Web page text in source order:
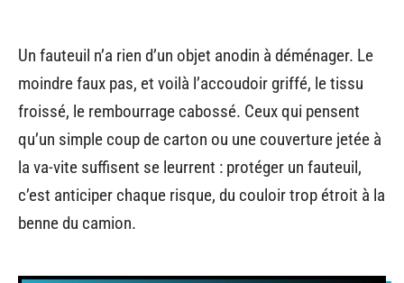
Un fauteuil n’a rien d’un objet anodin à déménager. Le
moindre faux pas, et voilà l’accoudoir griffé, le tissu
froissé, le rembourrage cabossé. Ceux qui pensent
qu’un simple coup de carton ou une couverture jetée à
la va-vite suffisent se leurrent : protéger un fauteuil,
c’est anticiper chaque risque, du couloir trop étroit à la
benne du camion.